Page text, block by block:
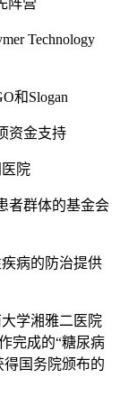
Technology
和Slogan
资金支持
院
者群体的基金会
病的防治提供
学湘雅二医院
完成的“糖尿病
国务院颁布的